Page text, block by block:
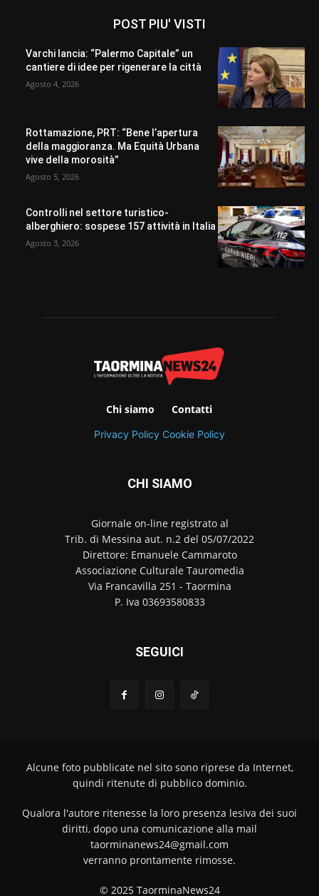
POST PIU' VISTI
Varchi lancia: “Palermo Capitale” un
cantiere di idee per rigenerare la città
Agosto 4, 2026
Rottamazione, PRT: “Bene l’apertura
della maggioranza. Ma Equità Urbana
vive della morosità”
Agosto 5, 2026
Controlli nel settore turistico-
alberghiero: sospese 157 attività in Italia
Agosto 3, 2026
Chi siamo Contatti
Privacy Policy Cookie Policy
CHI SIAMO
Giornale on-line registrato al
Trib. di Messina aut. n.2 del 05/07/2022
Direttore: Emanuele Cammaroto
Associazione Culturale Tauromedia
Via Francavilla 251 - Taormina
P. Iva 03693580833
SEGUICI
Alcune foto pubblicate nel sito sono riprese da Internet,
quindi ritenute di pubblico dominio.
Qualora l'autore ritenesse la loro presenza lesiva dei suoi
diritti, dopo una comunicazione alla mail
taorminanews24@gmail.com
verranno prontamente rimosse.
© 2025 TaorminaNews24